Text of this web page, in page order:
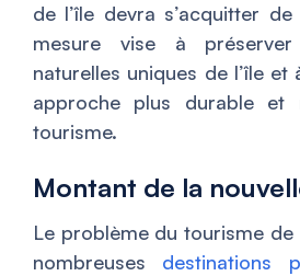
de l’île devra s’acquitter
mesure vise à
naturelles uniques de l’île
approche plus durable et
tourisme.
Montant de la
Le problème du tourisme
nombreuses destinations